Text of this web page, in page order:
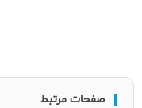
صفحات مرتبط